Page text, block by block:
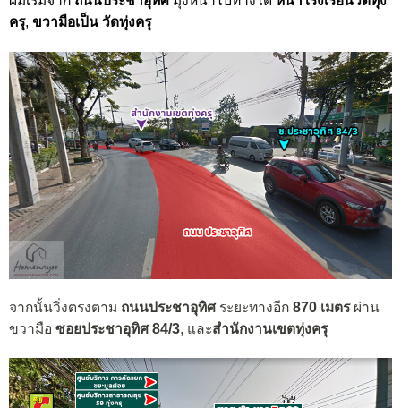
ครุ, ขวามือเป็น วัดทุ่งครุ
จากนั้นวิ่งตรงตาม ถนนประชาอุทิศระยะทางอีก 870 เมตรผ่าน
ขวามือ ซอยประชาอุทิศ 84/3, และสำนักงานเขตทุ่งครุ